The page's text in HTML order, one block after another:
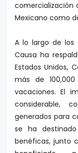
comercialización
Mexicano como
A lo largo de los
Causa ha
Estados Unidos,
más de
vacaciones. El
considerable,
generados para
se ha
benéficas, junto